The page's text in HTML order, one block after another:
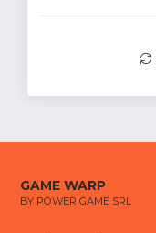
GAME WARP
BY POWER GAME SRL